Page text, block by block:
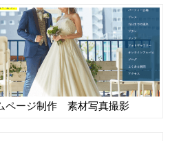
ージ制作 素材写真撮影